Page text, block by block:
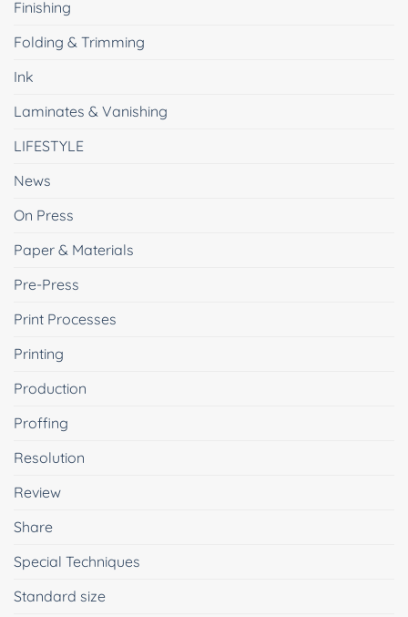
Finishing
Folding & Trimming
Ink
Laminates & Vanishing
LIFESTYLE
News
On Press
Paper & Materials
Pre-Press
Print Processes
Printing
Production
Proffing
Resolution
Review
Share
Special Techniques
Standard size